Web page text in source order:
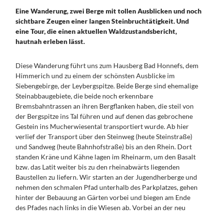
Umgebun
g
- &
Campingpl
ätze
WELCOME
Events &
Festivals
Anreise
Dein
Handy
Guide
Presse &
Medien
Medienarchi
v Bonn
zum
Download
Über uns
Kontakt
KONGRESS- &
TAGUNGSREGION
BONN
Eine Wanderung, zwei Berge mit tollen Ausblicken und noch
sichtbare Zeugen einer langen Steinbruchtätigkeit. Und
eine Tour, die einen aktuellen Waldzustandsbericht,
hautnah erleben lässt.
Diese Wanderung führt uns zum Hausberg Bad Honnefs, dem
Himmerich und zu einem der schönsten Ausblicke im
Siebengebirge, der Leybergspitze. Beide Berge sind ehemalige
Steinabbaugebiete, die beide noch erkennbare
Bremsbahntrassen an ihren Bergflanken haben, die steil von
der Bergspitze ins Tal führen und auf denen das gebrochene
Gestein ins Mucherwiesental transportiert wurde. Ab hier
verlief der Transport über den Steinweg (heute Steinstraße)
und Sandweg (heute Bahnhofstraße) bis an den Rhein. Dort
standen Kräne und Kähne lagen im Rheinarm, um den Basalt
bzw. das Latit weiter bis zu den rheinabwärts liegenden
Baustellen zu liefern. Wir starten an der Jugendherberge und
nehmen den schmalen Pfad unterhalb des Parkplatzes, gehen
hinter der Bebauung an Gärten vorbei und biegen am Ende
des Pfades nach links in die Wiesen ab. Vorbei an der neu